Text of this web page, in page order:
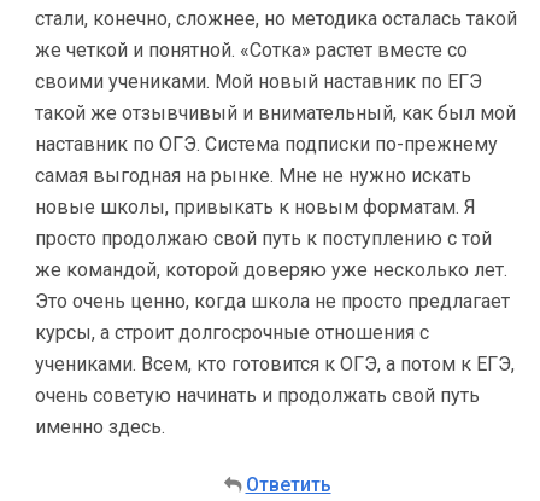
стали, конечно, сложнее, но методика осталась такой
же четкой и понятной. «Сотка» растет вместе со
своими учениками. Мой новый наставник по ЕГЭ
такой же отзывчивый и внимательный, как был мой
наставник по ОГЭ. Система подписки по-прежнему
самая выгодная на рынке. Мне не нужно искать
новые школы, привыкать к новым форматам. Я
просто продолжаю свой путь к поступлению с той
же командой, которой доверяю уже несколько лет.
Это очень ценно, когда школа не просто предлагает
курсы, а строит долгосрочные отношения с
учениками. Всем, кто готовится к ОГЭ, а потом к ЕГЭ,
очень советую начинать и продолжать свой путь
именно здесь.
Ответить